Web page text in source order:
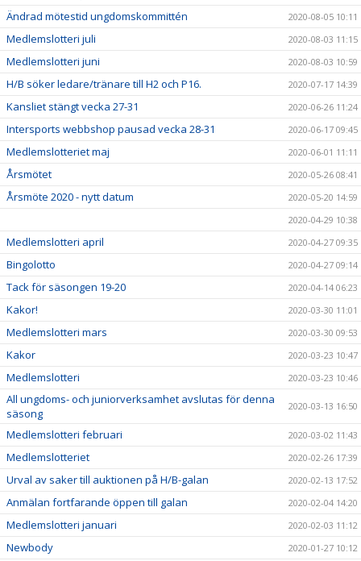
Ändrad mötestid ungdomskommittén 2020-08-05 10:11
Medlemslotteri juli 2020-08-03 11:15
Medlemslotteri juni 2020-08-03 10:59
H/B söker ledare/tränare till H2 och P16. 2020-07-17 14:39
Kansliet stängt vecka 27-31 2020-06-26 11:24
Intersports webbshop pausad vecka 28-31 2020-06-17 09:45
Medlemslotteriet maj 2020-06-01 11:11
Årsmötet 2020-05-26 08:41
Årsmöte 2020 - nytt datum
2020-05-20 14:59
2020-04-29 10:38
Medlemslotteri april 2020-04-27 09:35
Bingolotto 2020-04-27 09:14
Tack för säsongen 19-20 2020-04-14 06:23
Kakor! 2020-03-30 11:01
Medlemslotteri mars 2020-03-30 09:53
Kakor 2020-03-23 10:47
Medlemslotteri 2020-03-23 10:46
All ungdoms- och juniorverksamhet avslutas för denna
säsong
2020-03-13 16:50
Medlemslotteri februari 2020-03-02 11:43
Medlemslotteriet 2020-02-26 17:39
Urval av saker till auktionen på H/B-galan 2020-02-13 17:52
Anmälan fortfarande öppen till galan 2020-02-04 14:20
Medlemslotteri januari 2020-02-03 11:12
Newbody 2020-01-27 10:12